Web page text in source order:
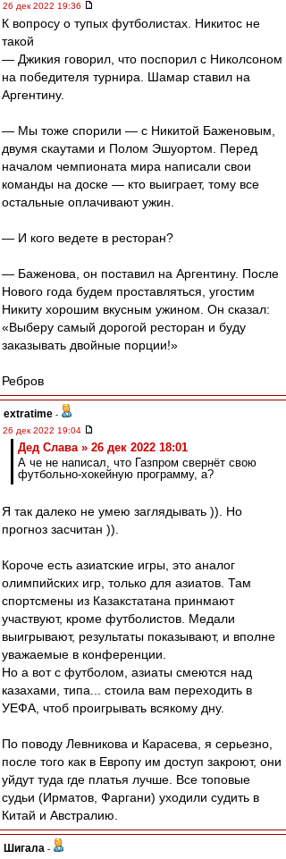
26 дек 2022 19:36
К вопросу о тупых футболистах. Никитос не
такой
— Джикия говорил, что поспорил с Николсоном
на победителя турнира. Шамар ставил на
Аргентину.
— Мы тоже спорили — с Никитой Баженовым,
двумя скаутами и Полом Эшуортом. Перед
началом чемпионата мира написали свои
команды на доске — кто выиграет, тому все
остальные оплачивают ужин.
— И кого ведете в ресторан?
— Баженова, он поставил на Аргентину. После
Нового года будем проставляться, угостим
Никиту хорошим вкусным ужином. Он сказал:
«Выберу самый дорогой ресторан и буду
заказывать двойные порции!»
Ребров
extratime -
26 дек 2022 19:04
Дед Слава » 26 дек 2022 18:01
А че не написал, что Газпром свернёт свою
футбольно-хокейную программу, а?
Я так далеко не умею заглядывать )). Но
прогноз засчитан )).
Короче есть азиатские игры, это аналог
олимпийских игр, только для азиатов. Там
спортсмены из Казакстатана принмают
участвуют, кроме футболистов. Медали
выигрывают, результаты показывают, и вполне
уважаемые в конференции.
Но а вот с футболом, азиаты смеются над
казахами, типа... стоила вам переходить в
УЕФА, чтоб проигрывать всякому дну.
По поводу Левникова и Карасева, я серьезно,
после того как в Европу им доступ закроют, они
уйдут туда где платья лучше. Все топовые
судьи (Ирматов, Фаргани) уходили судить в
Китай и Австралию.
Шигала -